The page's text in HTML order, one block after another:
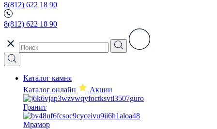
8(812) 622 18 90
8(812) 622 18 90
Каталог камня
Каталог онлайн
Акции
Гранит
Мрамор